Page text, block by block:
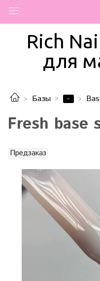
Rich
для
Базы -
Fresh base
Предзаказ